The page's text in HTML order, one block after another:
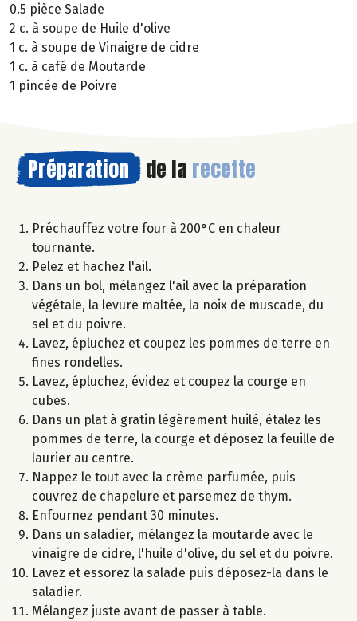
0.5 pièce Salade
2 c. à soupe de Huile d'olive
1 c. à soupe de Vinaigre de cidre
1 c. à café de Moutarde
1 pincée de Poivre
Préparation de la recette
Préchauffez votre four à 200°C en chaleur
tournante.
Pelez et hachez l'ail.
Dans un bol, mélangez l'ail avec la préparation
végétale, la levure maltée, la noix de muscade, du
sel et du poivre.
Lavez, épluchez et coupez les pommes de terre en
fines rondelles.
Lavez, épluchez, évidez et coupez la courge en
cubes.
Dans un plat à gratin légèrement huilé, étalez les
pommes de terre, la courge et déposez la feuille de
laurier au centre.
Nappez le tout avec la crème parfumée, puis
couvrez de chapelure et parsemez de thym.
Enfournez pendant 30 minutes.
Dans un saladier, mélangez la moutarde avec le
vinaigre de cidre, l'huile d'olive, du sel et du poivre.
Lavez et essorez la salade puis déposez-la dans le
saladier.
Mélangez juste avant de passer à table.